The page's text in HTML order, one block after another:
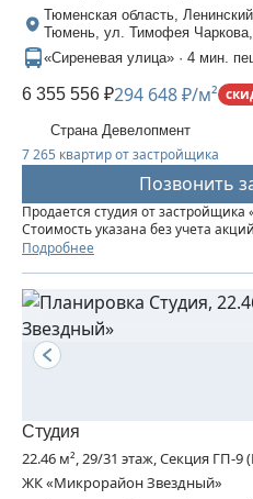
Тюменская область,
Тюмень, ул. Тимофея
«Сиреневая улица» · 4 мин.
6 355 556 ₽294 648 ₽/м²
Страна Девелопмент
7 265 квартир от застройщика
Позвонить
Продается студия от
Стоимость указана без учета
квартиры 21,57 кв. м. Сдача — в 3
Подробнее
Студия
22.46 м², 29/31 этаж, Секция ГП-
ЖК «Микрорайон Звездный»